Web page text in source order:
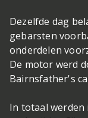
Dezelfde dag
gebarsten
onderdelen
De motor werd
Bairnsfather's
In totaal werden